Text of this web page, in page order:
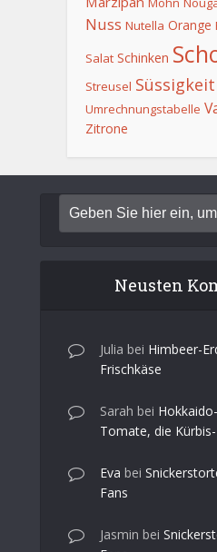
Nuss Nutella Orange
Salat Schinken
Streusel Süssigkeit
Umrechnungstabelle
Zitrone
Neusten
Julia bei Himbeer-
Frischkäse
Sarah bei
Tomate, die
Eva bei
Fans
Jasmin bei